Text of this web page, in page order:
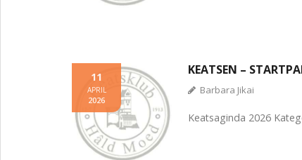
KEATSEN –
11
APRIL
2026
Barbara Jikai
Keatsaginda 2026